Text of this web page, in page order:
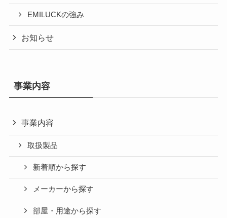
EMILUCKの強み
お知らせ
事業内容
事業内容
取扱製品
新着順から探す
メーカーから探す
部屋・用途から探す